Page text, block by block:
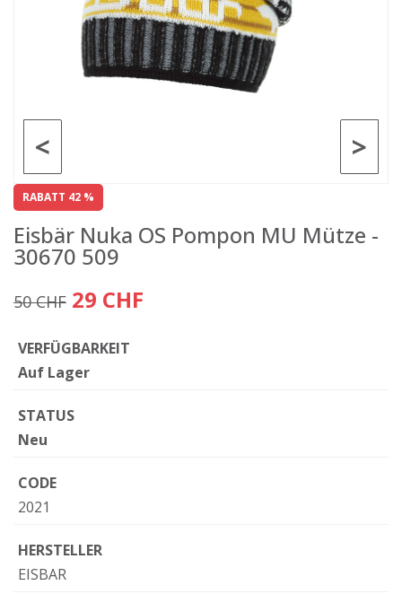
>
<
RABATT 42 %
Eisbär Nuka OS Pompon MU Mütze -
30670 509
50 CHF 29 CHF
VERFÜGBARKEIT
Auf Lager
STATUS
Neu
CODE
2021
HERSTELLER
EISBAR